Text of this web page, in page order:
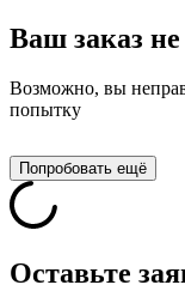
Ваш заказ
Возможно, вы
попытку
Попробовать ещё
Оставьте